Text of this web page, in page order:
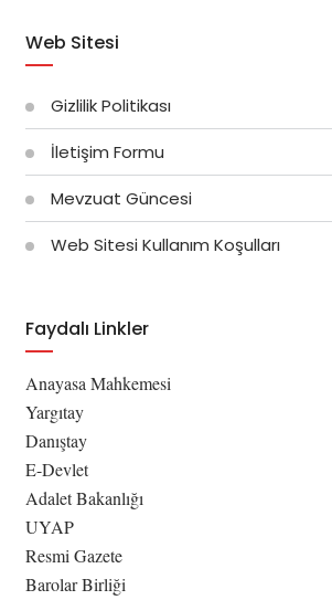
Web Sitesi
Gizlilik Politikası
İletişim Formu
Mevzuat Güncesi
Web Sitesi Kullanım Koşulları
Faydalı Linkler
Anayasa Mahkemesi
Yargıtay
Danıştay
E-Devlet
Adalet Bakanlığı
UYAP
Resmi Gazete
Barolar Birliği